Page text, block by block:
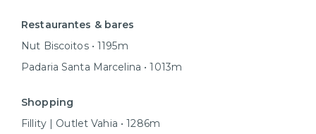
Restaurantes & bares
Nut Biscoitos • 1195m
Padaria Santa Marcelina • 1013m
Shopping
Fillity | Outlet Vahia • 1286m